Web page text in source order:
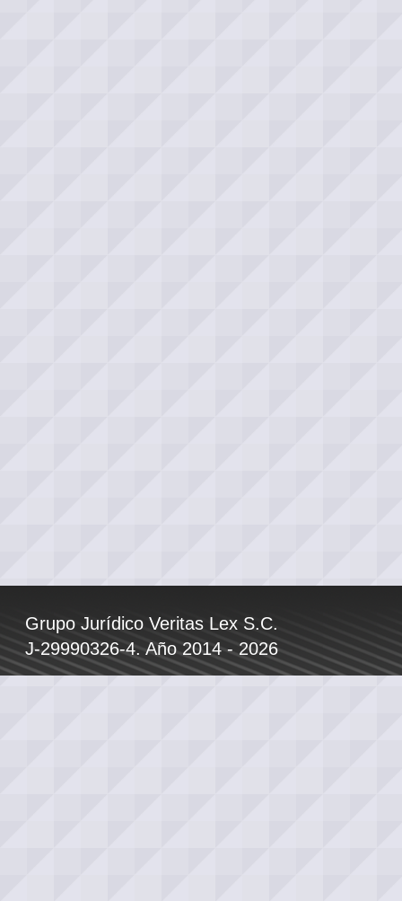
Grupo Jurídico Veritas Lex S.C.
J-29990326-4. Año 2014 - 2026